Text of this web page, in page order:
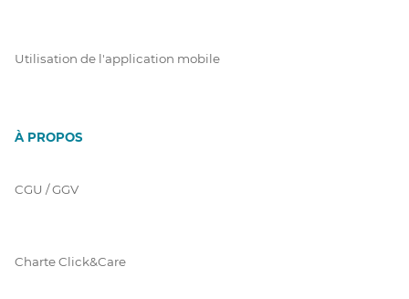
Utilisation de l'application mobile
À PROPOS
CGU / GGV
Charte Click&Care